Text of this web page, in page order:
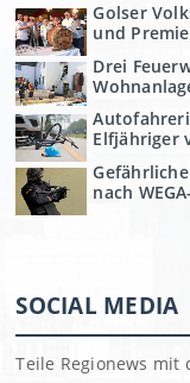
Golser
und
Drei
Elfjähriger
nach
SOCIAL MEDIA
Teile Regionews mit